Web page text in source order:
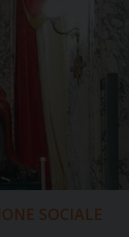
SOCIALE